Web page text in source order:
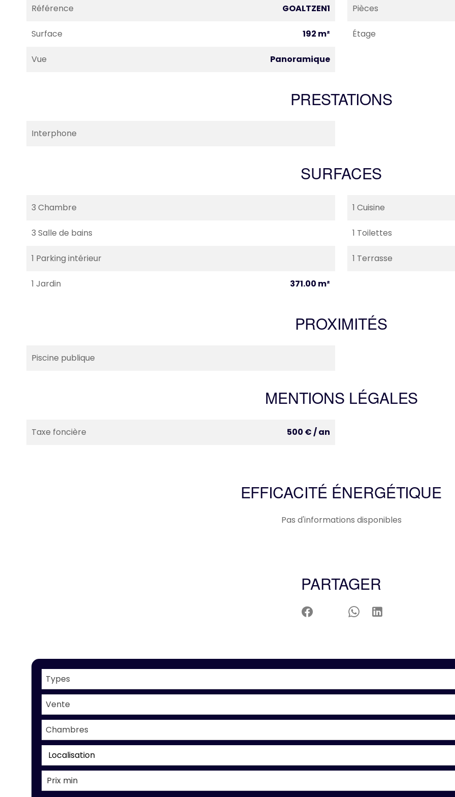
Référence GOALTZEN1 Pièces
Surface 192 m² Étage
Vue Panoramique
PRESTATIONS
Interphone
SURFACES
3 Chambre 1 Cuisine
3 Salle de bains 1 Toilettes
1 Parking intérieur 1 Terrasse
1 Jardin 371.00 m²
PROXIMITÉS
Piscine publique
MENTIONS LÉGALES
Taxe foncière 500 € / an
EFFICACITÉ ÉNERGÉTIQUE
Pas d'informations disponibles
PARTAGER
Types
Vente
Chambres
Localisation